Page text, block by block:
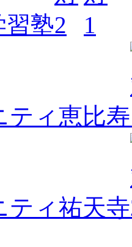
習塾
ティ恵比寿
ティ祐天寺